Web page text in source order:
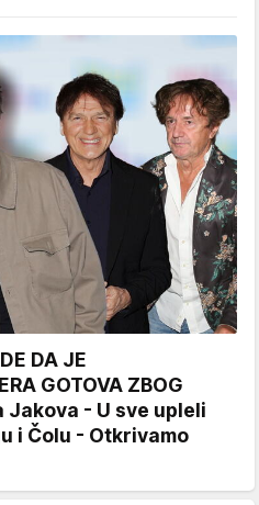
DA JE
GOTOVA ZBOG
Jakova - U sve upleli
i Čolu - Otkrivamo